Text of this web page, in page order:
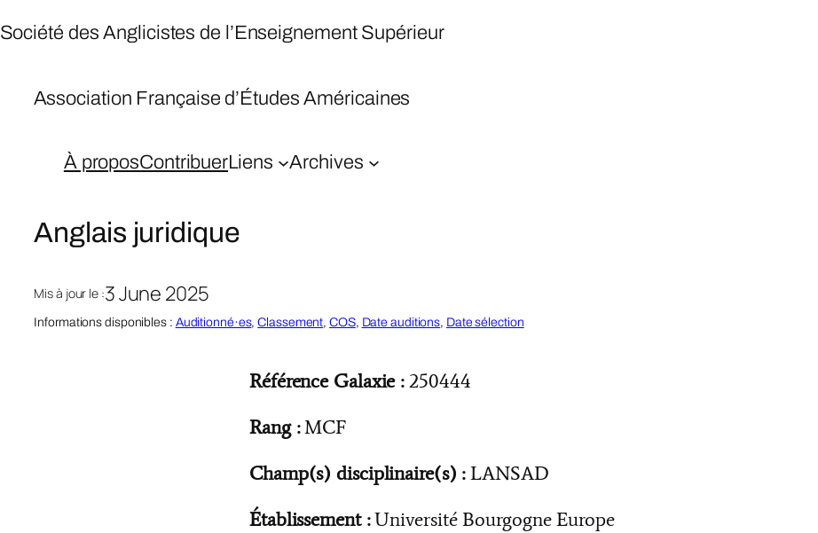
Société des Anglicistes de l’Enseignement Supérieur
Association Française d’Études Américaines
À proposContribuerLiens Archives
Anglais juridique
Mis à jour le :3 June 2025
Informations disponibles : Auditionné·es, Classement, COS, Date auditions, Date sélection
Référence Galaxie :250444
Rang :MCF
Champ(s) disciplinaire(s) :LANSAD
Établissement :Université Bourgogne Europe